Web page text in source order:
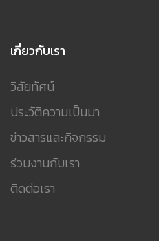
เกี่ยวกับเรา
วิสัยทัศน์
ประวัติความเป็นมา
ข่าวสารและกิจกรรม
ร่วมงานกับเรา
ติดต่อเรา